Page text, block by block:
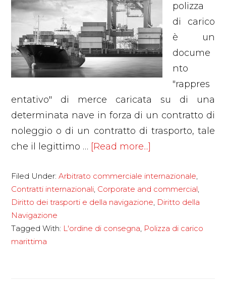
polizza
di carico
è un
docume
nto
"rappres
entativo" di merce caricata su di una
determinata nave in forza di un contratto di
noleggio o di un contratto di trasporto, tale
che il legittimo … [Read more...]
polizza
di
carico
marittima
Filed Under:Arbitrato commerciale internazionale,
Contratti internazionali, Corporate and commercial,
Diritto dei trasporti e della navigazione, Diritto della
Navigazione
Tagged With: L'ordine di consegna, Polizza di carico
marittima